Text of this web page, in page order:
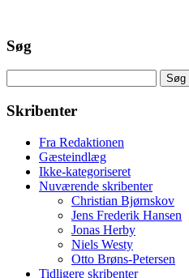
Søg
efter:
Skribenter
Fra Redaktionen
Gæsteindlæg
Ikke-kategoriseret
Nuværende skribenter
Christian Bjørnskov
Jens Frederik Hansen
Jonas Herby
Niels Westy
Otto Brøns-Petersen
Tidligere skribenter